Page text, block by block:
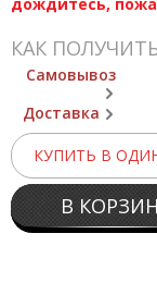
КАК
Самовывоз
Доставка
КУПИТЬ В
В